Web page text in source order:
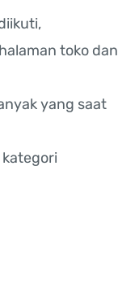
toko dan
yang saat